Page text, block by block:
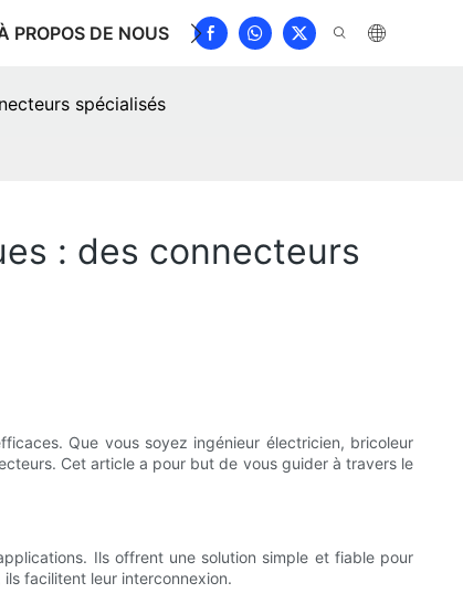
PROPOS DE NOUS NOUVELLES
spécialisés
: des connecteurs
Que vous soyez ingénieur électricien, bricoleur
Cet article a pour but de vous guider à travers le
Ils offrent une solution simple et fiable pour
facilitent leur interconnexion.